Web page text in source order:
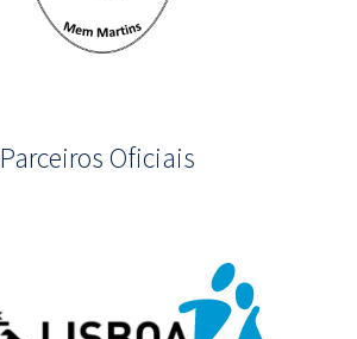
Parceiros Oficiais